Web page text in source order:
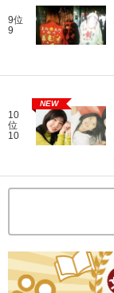
9位
9
10
位
10
NEW